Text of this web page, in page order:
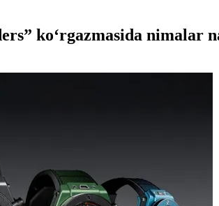
ko‘rgazmasida nimalar